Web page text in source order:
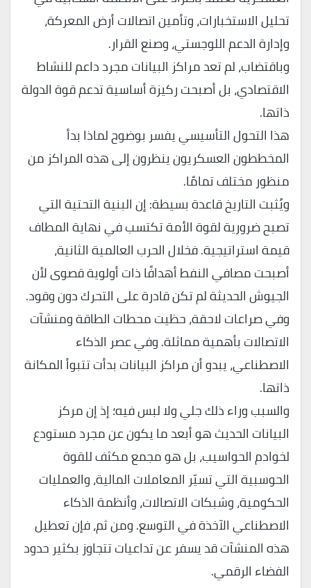
تحليل الاستخبارات، وتأمين اتصالات أرض المعركة،
وإدارة الدعم اللوجستي، وصنع القرار.
وباقتضاب، لم تعد مراكز البيانات مجرد داعم للنشاط
الاقتصادي، بل أصبحت ركيزة أساسية تدعم قوة الدولة
ذاتها.
هذا التحول التأسيسي يفسر بوضوح لماذا بدأ
المخططون العسكريون ينظرون إلى هذه المراكز من
منظور مختلف تمامًا.
ويُثبت التاريخ قاعدة بسيطة: إن البنية التحتية التي
تصبح ضرورية لقوة الأمة تكتسب في نهاية المطاف
قيمة استراتيجية. فخلال الحرب العالمية الثانية،
أصبحت مصافي النفط أهدافًا ذات أولوية قصوى لأن
الجيوش الحديثة لم تكن قادرة على التحرك دون وقود.
وفي صراعات لاحقة، حظيت محطات الطاقة ومنشآت
الاتصالات بأهمية مماثلة. وفي عصر الذكاء
الاصطناعي، يبدو أن مراكز البيانات بدأت تتبوأ المكانة
ذاتها.
والسبب وراء ذلك جلي ولا لبس فيه؛ إذ إن مركز
البيانات الحديث هو أبعد ما يكون عن مجرد مستودع
لخوادم الحواسيب، بل هو مجمع مكثف للقوة
الحوسبية التي تسيّر المعاملات المالية، والعمليات
الحكومية، وشبكات الاتصالات، وأنظمة الذكاء
الاصطناعي الآخذة في التوسع. ومن ثم، فإن تعطيل
هذه المنشآت قد يسفر عن تداعيات تتجاوز بكثير حدود
الفضاء الرقمي.